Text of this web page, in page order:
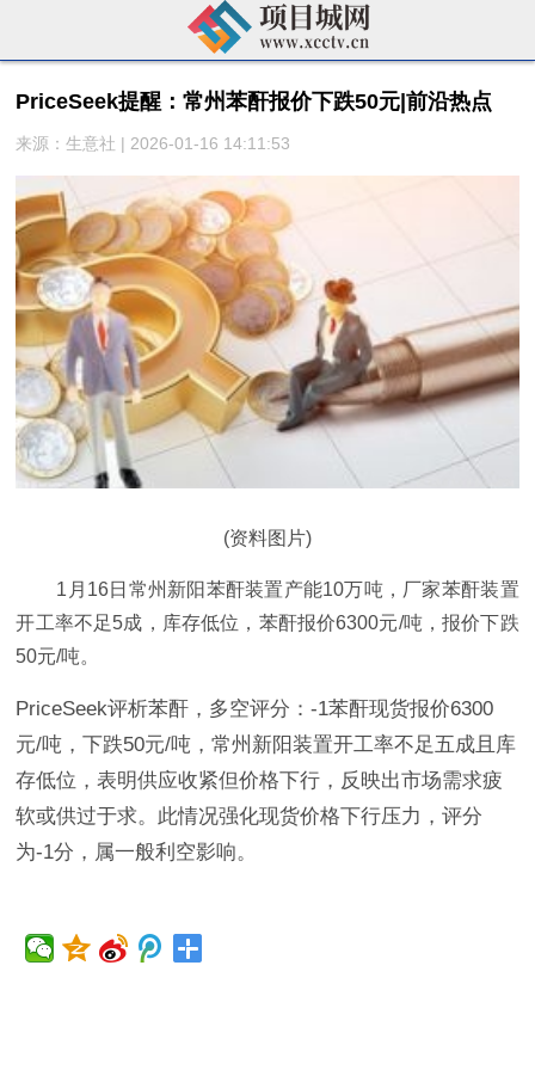
PriceSeek提醒：常州苯酐报价下跌50元|前沿热点
来源：生意社 | 2026-01-16 14:11:53
(资料图片)
1月16日常州新阳苯酐装置产能10万吨，厂家苯酐装置
开工率不足5成，库存低位，苯酐报价6300元/吨，报价下跌
50元/吨。
PriceSeek评析苯酐，多空评分：-1苯酐现货报价6300
元/吨，下跌50元/吨，常州新阳装置开工率不足五成且库
存低位，表明供应收紧但价格下行，反映出市场需求疲
软或供过于求。此情况强化现货价格下行压力，评分
为-1分，属一般利空影响。